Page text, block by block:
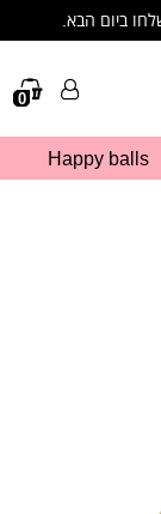
🩷
0
Happy balls